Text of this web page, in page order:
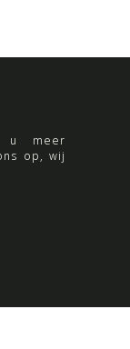
u meer
op, wij